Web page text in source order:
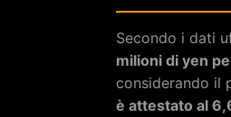
Secondo i dati
milioni di yen
considerando il
è attestato al